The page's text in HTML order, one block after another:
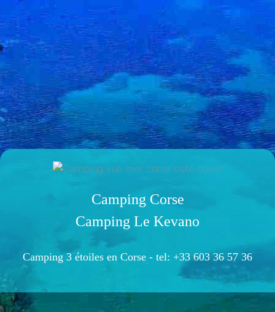
Camping Corse
Camping Le Kevano
Camping 3 étoiles en Corse - tel: +33 603 36 57 36